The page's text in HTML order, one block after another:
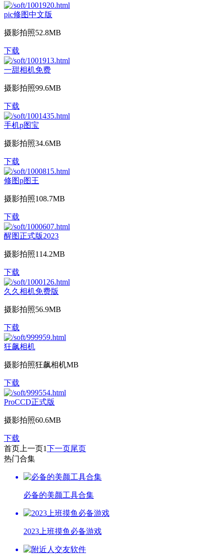
pic修图中文版
摄影拍照52.8MB
下载
一甜相机免费
摄影拍照99.6MB
下载
手机p图宝
摄影拍照34.6MB
下载
修图p图王
摄影拍照108.7MB
下载
醒图正式版2023
摄影拍照114.2MB
下载
久久相机免费版
摄影拍照56.9MB
下载
狂飙相机
摄影拍照狂飙相机MB
下载
ProCCD正式版
摄影拍照60.6MB
下载
首页 上一页1下一页尾页
热门合集
必备的美颜工具合集
2023上班摸鱼必备游戏